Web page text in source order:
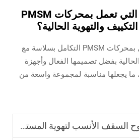
هل يمكن للمراوح التي تعمل بمحركات PMSM
والتهوية الحالية؟
يمكن للمراوح التي تعمل بمحركات PMSM التكامل بسلاسة مع
بفضل تصميمها الفعال وأجهزة
ما يجعلها مناسبة لمجموعة واسعة من
السقف الأنسب لتهوية المستودعات؟